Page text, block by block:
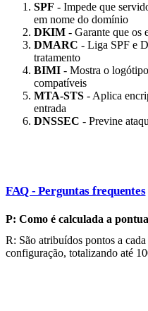
SPF - Impede que
em nome do domínio
DKIM - Garante que os
DMARC - Liga SPF e
tratamento
BIMI - Mostra o
compatíveis
MTA-STS - Aplica
entrada
DNSSEC - Previne
FAQ - Perguntas frequentes
P: Como é calculada a
R: São atribuídos pontos a
configuração, totalizando até